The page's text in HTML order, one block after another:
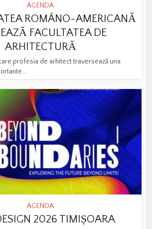
AGENDA
ROMÂNO-AMERICANĂ
FACULTATEA DE
ARHITECTURĂ
profesia de arhitect traversează una
AGENDA
2026 TIMIȘOARA